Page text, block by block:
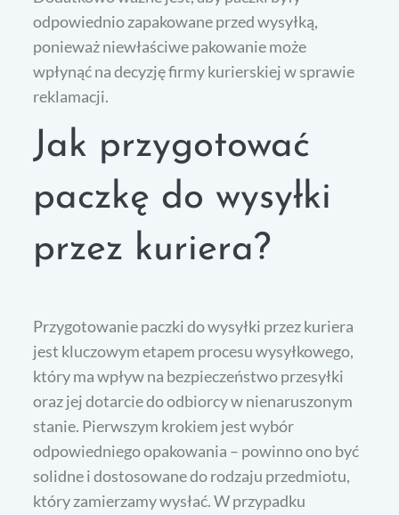
odpowiednio zapakowane przed wysyłką,
ponieważ niewłaściwe pakowanie może
wpłynąć na decyzję firmy kurierskiej w sprawie
reklamacji.
Jak przygotować
paczkę do wysyłki
przez kuriera?
Przygotowanie paczki do wysyłki przez kuriera
jest kluczowym etapem procesu wysyłkowego,
który ma wpływ na bezpieczeństwo przesyłki
oraz jej dotarcie do odbiorcy w nienaruszonym
stanie. Pierwszym krokiem jest wybór
odpowiedniego opakowania – powinno ono być
solidne i dostosowane do rodzaju przedmiotu,
który zamierzamy wysłać. W przypadku